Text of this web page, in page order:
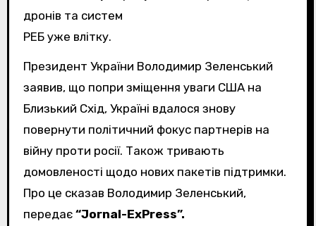
дронів та систем
РЕБ уже влітку.
Президент України Володимир Зеленський
заявив, що попри зміщення уваги США на
Близький Схід, Україні вдалося знову
повернути політичний фокус партнерів на
війну проти росії. Також тривають
домовленості щодо нових пакетів підтримки.
Про це сказав Володимир Зеленський,
передає “Jornal-ExPress”.